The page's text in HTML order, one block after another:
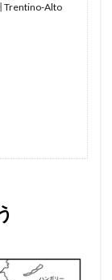
Trentino-Alto